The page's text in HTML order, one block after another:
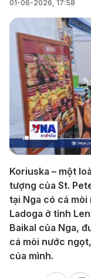
01-06-2026, 17:58
Koriuska – một
tượng của St.
tại Nga có cá
Ladoga ở tỉnh
Baikal của Nga,
cá mòi nước
của mình.